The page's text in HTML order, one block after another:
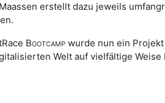
erstellt dazu jeweils
Bootcamp wurde nun ein
Welt auf vielfältige Weise